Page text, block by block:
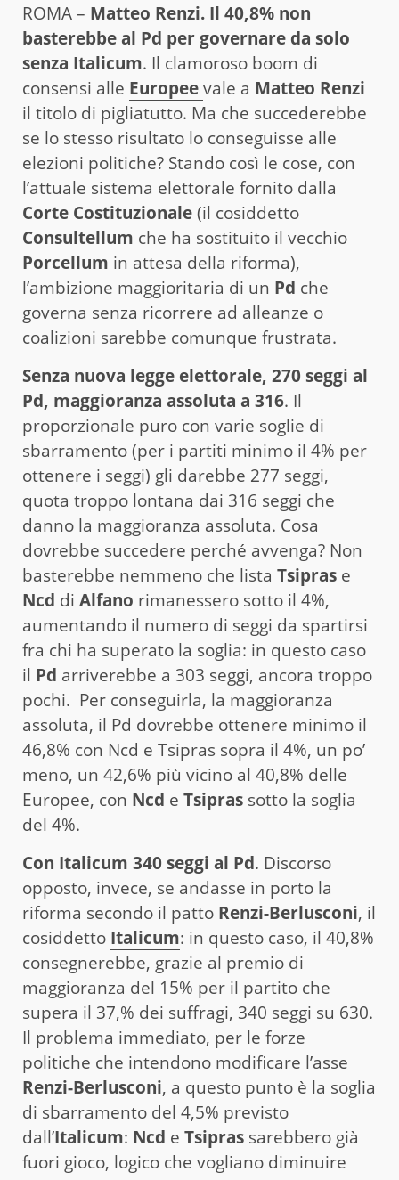
ROMA – Matteo Renzi. Il 40,8% non
basterebbe al Pd per governare da solo
senza Italicum. Il clamoroso boom di
consensi alle Europeevale a Matteo Renzi
il titolo di pigliatutto. Ma che succederebbe
se lo stesso risultato lo conseguisse alle
elezioni politiche? Stando così le cose, con
l’attuale sistema elettorale fornito dalla
Corte Costituzionale(il cosiddetto
Consultellum che ha sostituito il vecchio
Porcellum in attesa della riforma),
l’ambizione maggioritaria di un Pd che
governa senza ricorrere ad alleanze o
coalizioni sarebbe comunque frustrata.
Senza nuova legge elettorale, 270 seggi al
Pd, maggioranza assoluta a 316. Il
proporzionale puro con varie soglie di
sbarramento (per i partiti minimo il 4% per
ottenere i seggi) gli darebbe 277 seggi,
quota troppo lontana dai 316 seggi che
danno la maggioranza assoluta. Cosa
dovrebbe succedere perché avvenga? Non
basterebbe nemmeno che lista Tsipras e
Ncd di Alfano rimanessero sotto il 4%,
aumentando il numero di seggi da spartirsi
fra chi ha superato la soglia: in questo caso
il Pd arriverebbe a 303 seggi, ancora troppo
pochi. Per conseguirla, la maggioranza
assoluta, il Pd dovrebbe ottenere minimo il
46,8% con Ncd e Tsipras sopra il 4%, un po’
meno, un 42,6% più vicino al 40,8% delle
Europee, con Ncd e Tsipras sotto la soglia
del 4%.
Con Italicum 340 seggi al Pd. Discorso
opposto, invece, se andasse in porto la
riforma secondo il patto Renzi-Berlusconi, il
cosiddetto Italicum: in questo caso, il 40,8%
consegnerebbe, grazie al premio di
maggioranza del 15% per il partito che
supera il 37,% dei suffragi, 340 seggi su 630.
Il problema immediato, per le forze
politiche che intendono modificare l’asse
Renzi-Berlusconi, a questo punto è la soglia
di sbarramento del 4,5% previsto
dall’Italicum: Ncd e Tsipras sarebbero già
fuori gioco, logico che vogliano diminuire